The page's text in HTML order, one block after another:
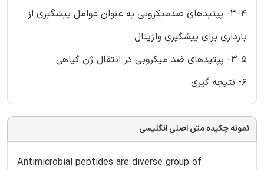
3-4- پپتیدهای ضدمیکروبی به عنوان عوامل پیشگیری از
بارداری برای پیشگیری واژینال
3-5- پپتیدهای ضد میکروبی در انتقال ژن گیاهی
6- نتیجه گیری
نمونه چکیده متن اصلی انگلیسی
Antimicrobial peptides are diverse group of